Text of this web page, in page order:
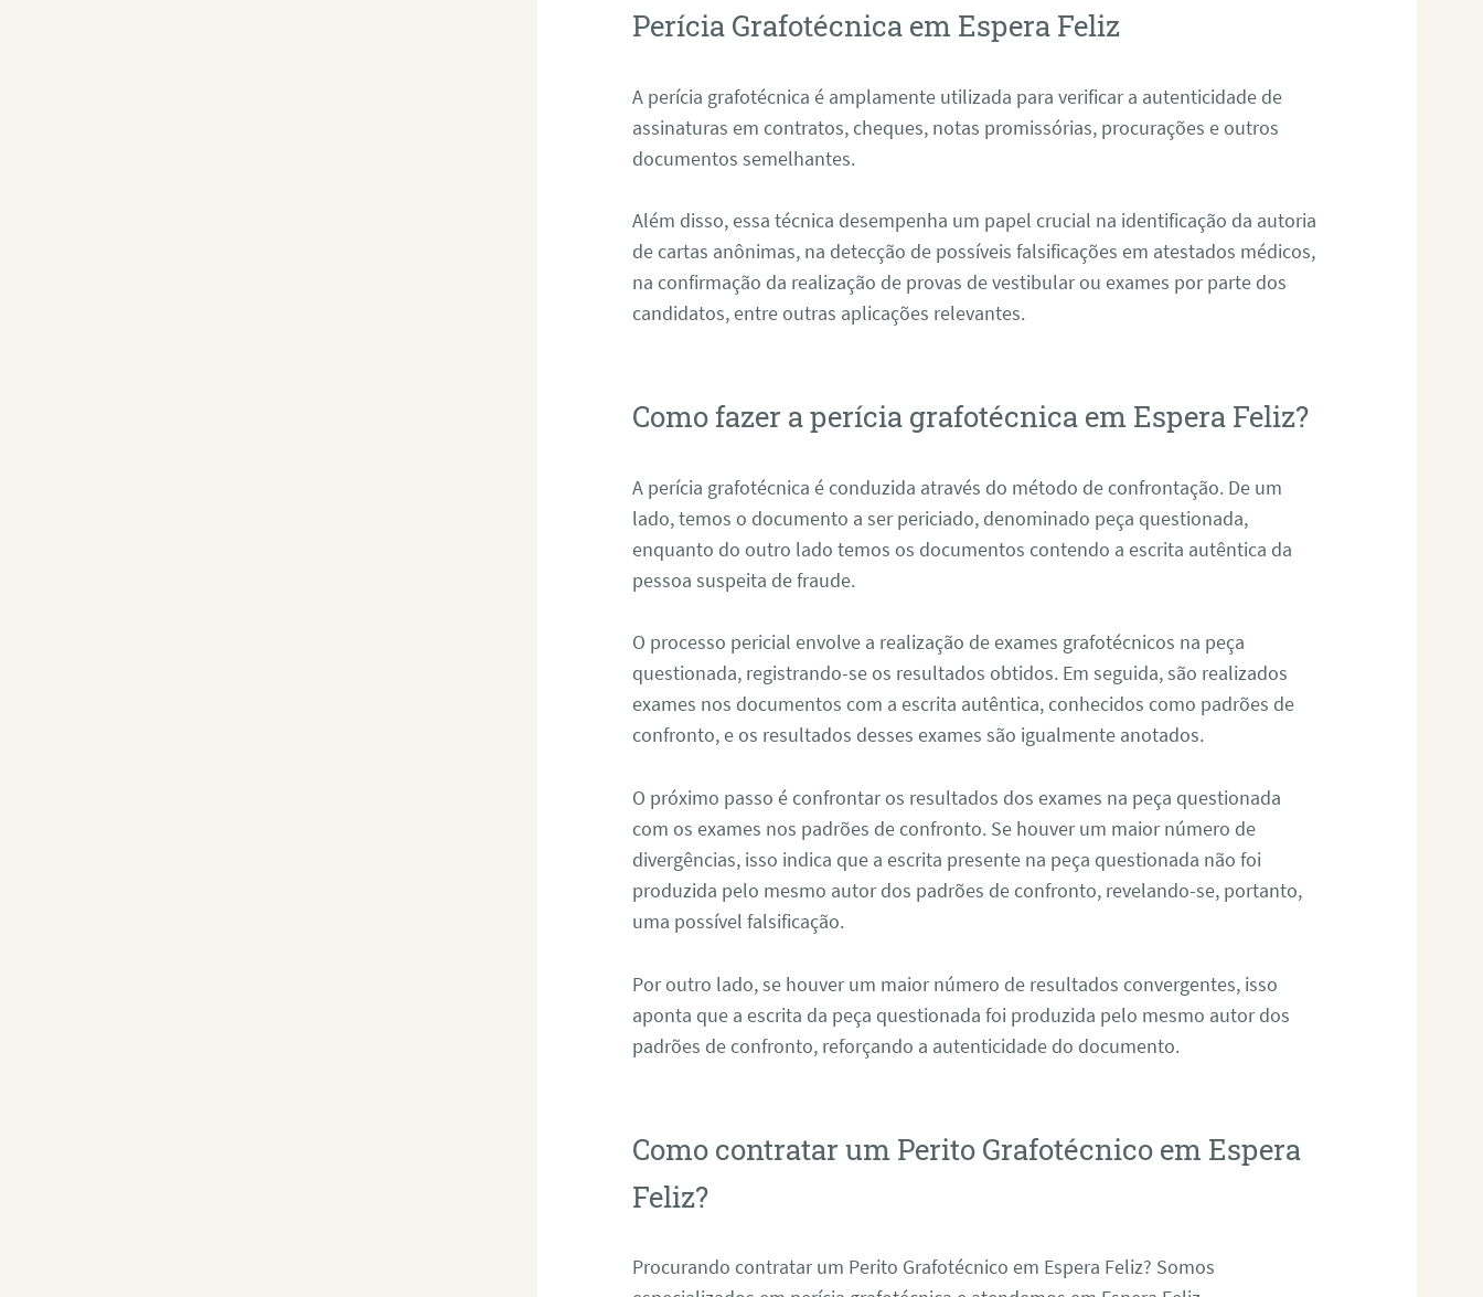
Perícia Grafotécnica em Espera Feliz
A perícia grafotécnica é amplamente utilizada para verificar a autenticidade de
assinaturas em contratos, cheques, notas promissórias, procurações e outros
documentos semelhantes.
Além disso, essa técnica desempenha um papel crucial na identificação da autoria
de cartas anônimas, na detecção de possíveis falsificações em atestados médicos,
na confirmação da realização de provas de vestibular ou exames por parte dos
candidatos, entre outras aplicações relevantes.
Como fazer a perícia grafotécnica em Espera Feliz?
A perícia grafotécnica é conduzida através do método de confrontação. De um
lado, temos o documento a ser periciado, denominado peça questionada,
enquanto do outro lado temos os documentos contendo a escrita autêntica da
pessoa suspeita de fraude.
O processo pericial envolve a realização de exames grafotécnicos na peça
questionada, registrando-se os resultados obtidos. Em seguida, são realizados
exames nos documentos com a escrita autêntica, conhecidos como padrões de
confronto, e os resultados desses exames são igualmente anotados.
O próximo passo é confrontar os resultados dos exames na peça questionada
com os exames nos padrões de confronto. Se houver um maior número de
divergências, isso indica que a escrita presente na peça questionada não foi
produzida pelo mesmo autor dos padrões de confronto, revelando-se, portanto,
uma possível falsificação.
Por outro lado, se houver um maior número de resultados convergentes, isso
aponta que a escrita da peça questionada foi produzida pelo mesmo autor dos
padrões de confronto, reforçando a autenticidade do documento.
Como contratar um Perito Grafotécnico em Espera
Feliz?
Procurando contratar um Perito Grafotécnico em Espera Feliz? Somos